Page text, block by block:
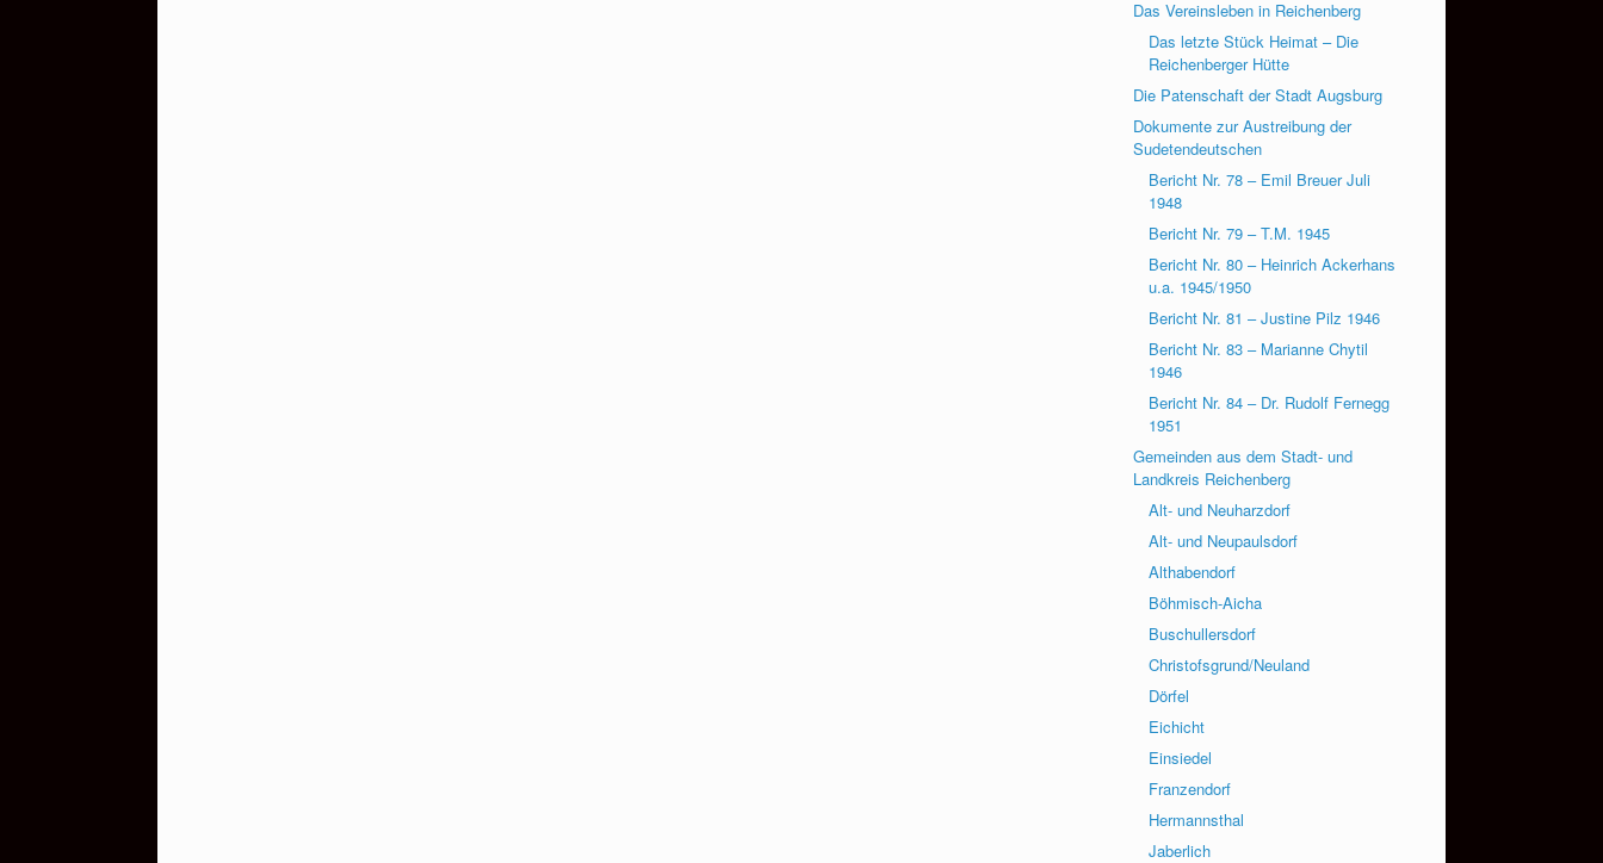
Das Vereinsleben in Reichenberg
Das letzte Stück Heimat – Die
Reichenberger Hütte
Die Patenschaft der Stadt Augsburg
Dokumente zur Austreibung der
Sudetendeutschen
Bericht Nr. 78 – Emil Breuer Juli
1948
Bericht Nr. 79 – T.M. 1945
Bericht Nr. 80 – Heinrich Ackerhans
u.a. 1945/1950
Bericht Nr. 81 – Justine Pilz 1946
Bericht Nr. 83 – Marianne Chytil
1946
Bericht Nr. 84 – Dr. Rudolf Fernegg
1951
Gemeinden aus dem Stadt- und
Landkreis Reichenberg
Alt- und Neuharzdorf
Alt- und Neupaulsdorf
Althabendorf
Böhmisch-Aicha
Buschullersdorf
Christofsgrund/Neuland
Dörfel
Eichicht
Einsiedel
Franzendorf
Hermannsthal
Jaberlich